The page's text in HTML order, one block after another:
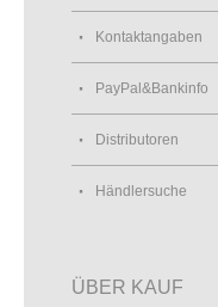
Kontaktangaben
PayPal&Bankinfo
Distributoren
Händlersuche
ÜBER KAUF